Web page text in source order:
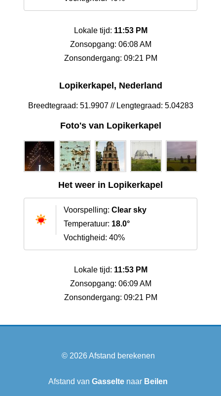
Lokale tijd: 11:53 PM
Zonsopgang: 06:08 AM
Zonsondergang: 09:21 PM
Lopikerkapel, Nederland
Breedtegraad: 51.9907 // Lengtegraad: 5.04283
Foto's van Lopikerkapel
Het weer in Lopikerkapel
Voorspelling: Clear sky
Temperatuur: 18.0°
Vochtigheid: 40%
Lokale tijd: 11:53 PM
Zonsopgang: 06:09 AM
Zonsondergang: 09:21 PM
© 2026Afstand berekenen
Afstand van Gasselte naar Beilen